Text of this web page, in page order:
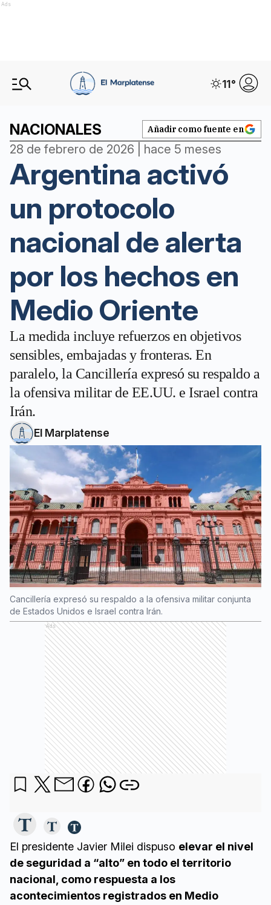
Ads
11°
NACIONALES Añadir como fuente en
28 de febrero de 2026 | hace 5 meses
Argentina activó
un protocolo
nacional de alerta
por los hechos en
Medio Oriente
La medida incluye refuerzos en objetivos
sensibles, embajadas y fronteras. En
paralelo, la Cancillería expresó su respaldo a
la ofensiva militar de EE.UU. e Israel contra
Irán.
El Marplatense
Cancillería expresó su respaldo a la ofensiva militar conjunta
de Estados Unidos e Israel contra Irán.
Ads
El presidente Javier Milei dispuso elevar el nivel
de seguridad a “alto” en todo el territorio
nacional, como respuesta a los
acontecimientos registrados en Medio